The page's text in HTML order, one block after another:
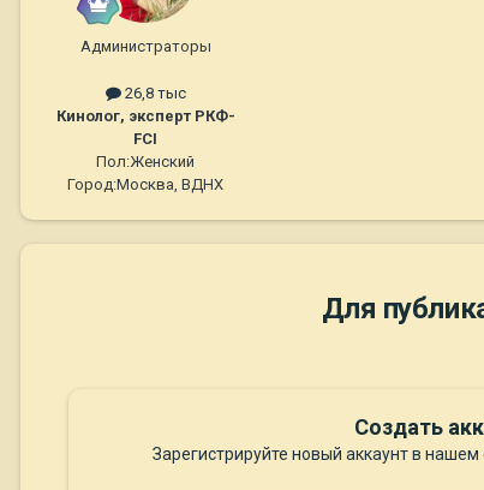
Администраторы
26,8 тыс
Кинолог, эксперт РКФ-
FCI
Пол:Женский
Город:Москва, ВДНХ
Для
Создать
Зарегистрируйте новый аккаунт в